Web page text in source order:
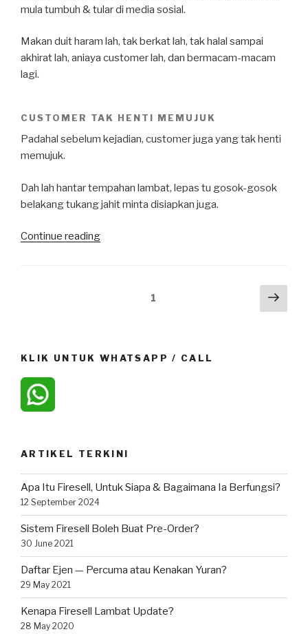
mula tumbuh & tular di media sosial.
Makan duit haram lah, tak berkat lah, tak halal sampai
akhirat lah, aniaya customer lah, dan bermacam-macam
lagi.
CUSTOMER TAK HENTI MEMUJUK
Padahal sebelum kejadian, customer juga yang tak henti
memujuk.
Dah lah hantar tempahan lambat, lepas tu gosok-gosok
belakang tukang jahit minta disiapkan juga.
Continue reading“Dilema
1
Next
KLIK UNTUK WHATSAPP / CALL
ARTIKEL TERKINI
Apa Itu Firesell, Untuk Siapa & Bagaimana Ia Berfungsi?
12 September 2024
Sistem Firesell Boleh Buat Pre-Order?
30 June 2021
Daftar Ejen — Percuma atau Kenakan Yuran?
29 May 2021
Kenapa Firesell Lambat Update?
28 May 2020